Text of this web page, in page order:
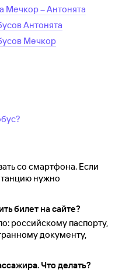
Мечкор–Антонята
Антонята
Мечкор
со смартфона. Если
нужно
билет на сайте?
российскому паспорту,
документу,
Что делать?